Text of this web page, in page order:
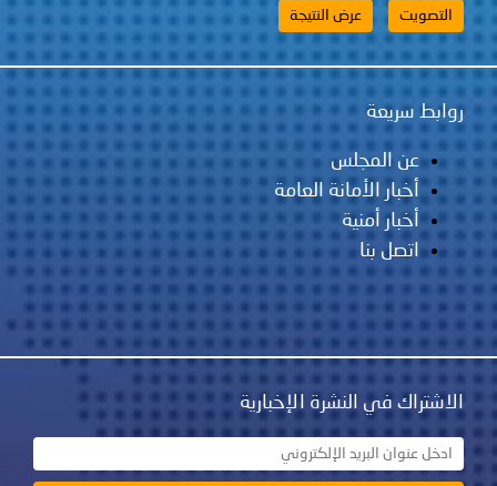
روابط سريعة
عن المجلس
أخبار الأمانة العامة
أخبار أمنية
اتصل بنا
الاشتراك في النشرة الإخبارية